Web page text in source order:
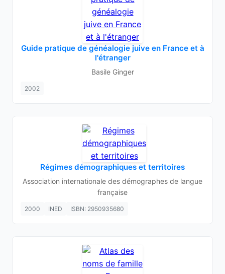
Guide pratique de généalogie juive en France et à
l'étranger
Basile Ginger
2002
Régimes démographiques et territoires
Association internationale des démographes de langue
française
2000 INED ISBN: 2950935680